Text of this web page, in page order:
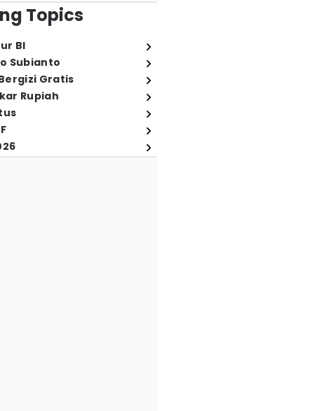
Topics
BI
Subianto
Gratis
Rupiah